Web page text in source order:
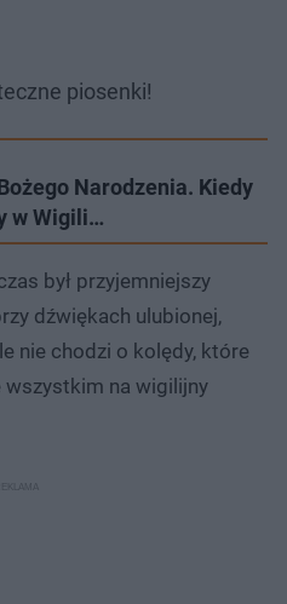
piosenki!
Narodzenia. Kiedy
w Wigili…
był przyjemniejszy
dźwiękach ulubionej,
nie chodzi o kolędy, które
wszystkim na wigilijny